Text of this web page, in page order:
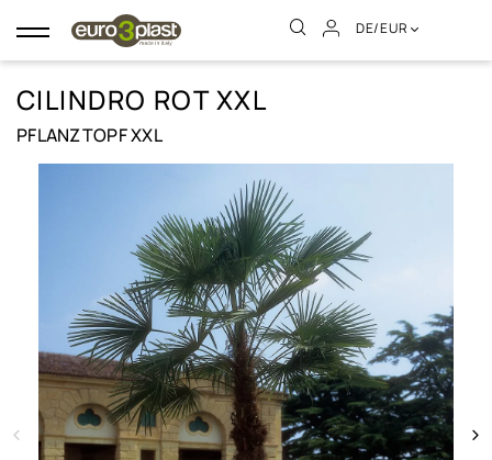
Umschalten
der
DE/EUR
CILINDRO ROT XXL
PFLANZTOPF XXL